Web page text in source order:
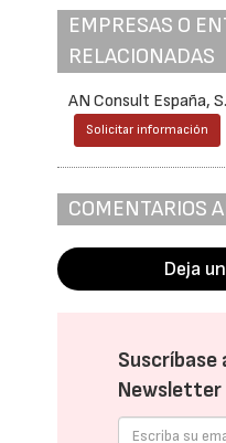
EMPRESAS O
RELACIONADAS
AN Consult España,
Solicitar información
COMENTARIOS
Deja
Suscríbase
Newsletter